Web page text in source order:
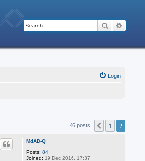
Search
Login
46 posts Previous
1 2
MdAD-Q
Posts: 84
Joined: 19 Dec 2016, 17:37